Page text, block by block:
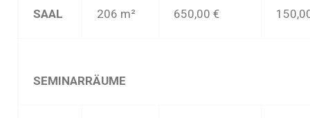
SAAL 206 m² 650,00 €
SEMINARRÄUME